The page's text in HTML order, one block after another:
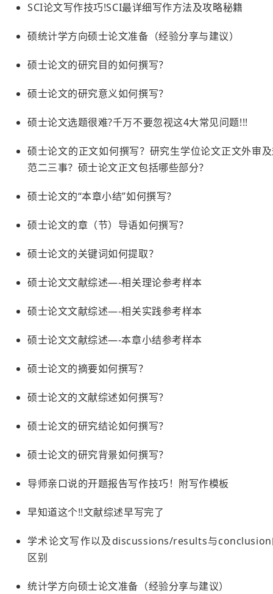
SCI论文写作技巧!SCI最详细写作方法及攻略秘籍
硕统计学方向硕士论文准备（经验分享与建议）
硕士论文的研究目的如何撰写？
硕士论文的研究意义如何撰写？
硕士论文选题很难?千万不要忽视这4大常见问题!!!
硕士论文的正文如何撰写？研究生学位论文正文外审
范二三事？硕士论文正文包括哪些部分？
硕士论文的“本章小结”如何撰写？
硕士论文的章（节）导语如何撰写？
硕士论文的关键词如何提取？
硕士论文文献综述—-相关理论参考样本
硕士论文文献综述—-相关实践参考样本
硕士论文文献综述—-本章小结参考样本
硕士论文的摘要如何撰写？
硕士论文的文献综述如何撰写？
硕士论文的研究结论如何撰写？
硕士论文的研究背景如何撰写？
导师亲口说的开题报告写作技巧！附写作模板
早知道这个!!文献综述早写完了
学术论文写作以及discussions/results与
区别
统计学方向硕士论文准备（经验分享与建议）